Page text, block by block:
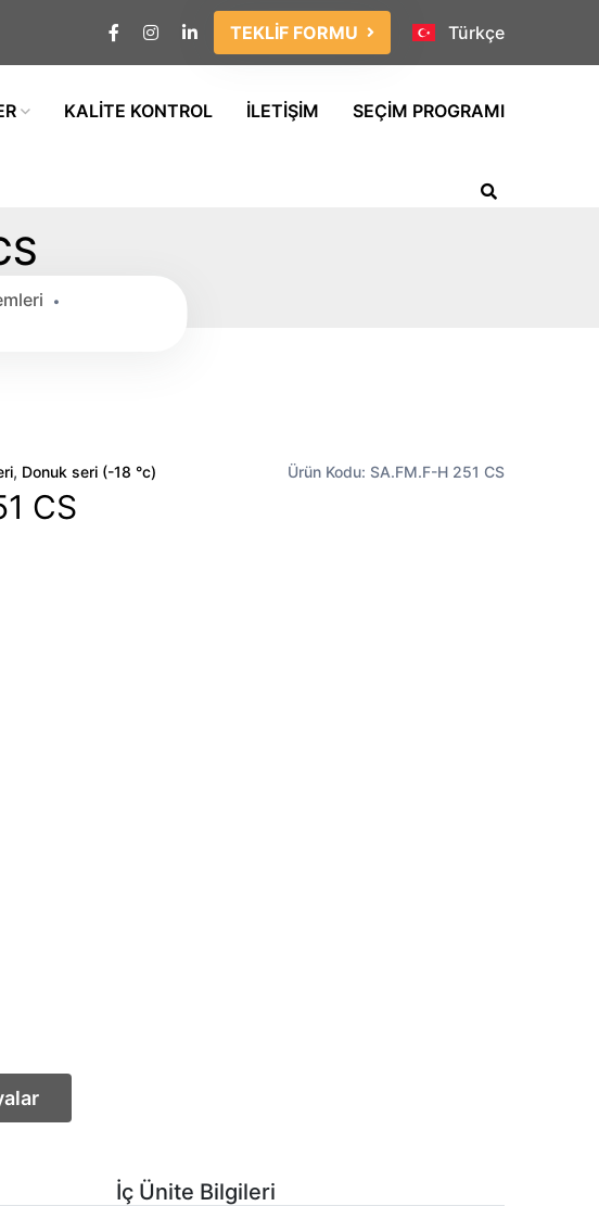
TEKLİF FORMU Türkçe
KALİTE KONTROL İLETİŞİM SEÇİM PROGRAMI
, Donuk seri (-18 °c) Ürün Kodu: SA.FM.F-H 251 CS
CS
İç Ünite Bilgileri